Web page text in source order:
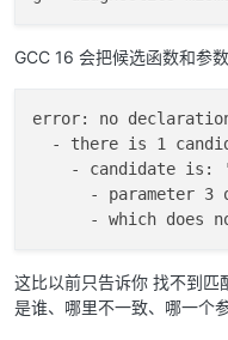
GCC 16 会把候选函数和参
error: no
- there is 1
- candidate is:
- parameter 3
这比以前只告诉你 找不到匹
是谁、哪里不一致、哪一个